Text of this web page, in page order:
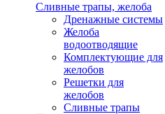
Сливные трапы, желоба
Дренажные системы
Желоба
водоотводящие
Комплектующие для
желобов
Решетки для
желобов
Сливные трапы